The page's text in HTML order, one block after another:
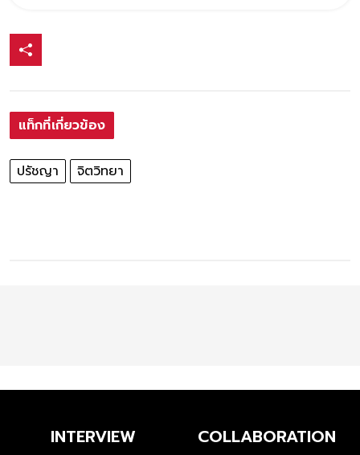
แท็กที่เกี่ยวข้อง
ปรัชญา จิตวิทยา
INTERVIEW COLLABORATION